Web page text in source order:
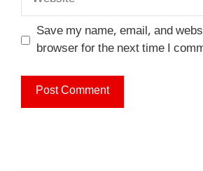
Save my name, email, and
browser for the next time I